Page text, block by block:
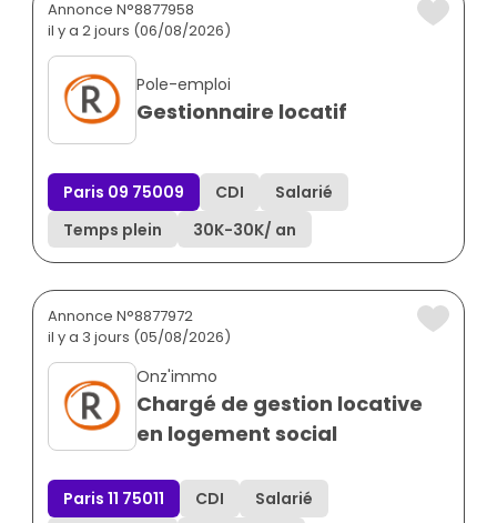
Annonce N°8877958
il y a 2 jours (06/08/2026)
Pole-emploi
Gestionnaire locatif
Paris 09 75009 CDI
Salarié
Temps plein
30K-30K/ an
Annonce N°8877972
il y a 3 jours (05/08/2026)
Onz'immo
Chargé de gestion locative
en logement social
Paris 11 75011 CDI
Salarié